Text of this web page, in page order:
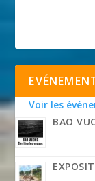
Voir les
BAO